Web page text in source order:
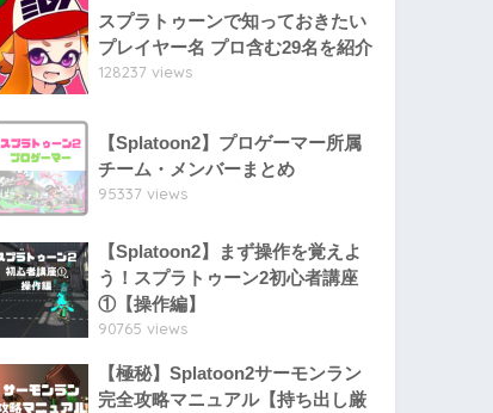
スプラトゥーンで知っておきたい
プレイヤー名 プロ含む29名を紹介
128237 views
【Splatoon2】プロゲーマー所属
チーム・メンバーまとめ
95337 views
【Splatoon2】まず操作を覚えよ
う！スプラトゥーン2初心者講座
①【操作編】
90765 views
【極秘】Splatoon2サーモンラン
完全攻略マニュアル【持ち出し厳